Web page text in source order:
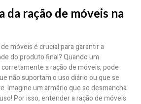
da ração de móveis na
móveis é crucial para garantir a
do produto final? Quando um
a ração de móveis, pode
não suportam o uso diário ou que se
Imagine um armário que se desmancha
Por isso, entender a ração de móveis